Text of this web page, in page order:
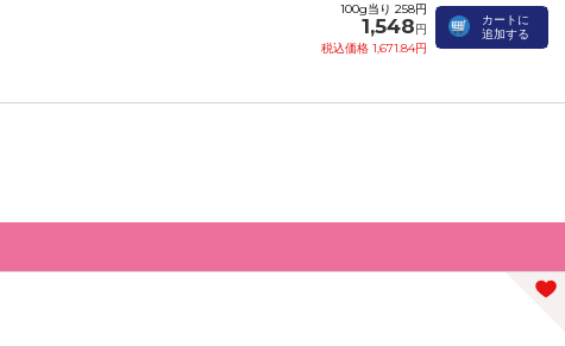
100g当り 258円
1,548円
税込価格 1,671.84円
カートに
追加する